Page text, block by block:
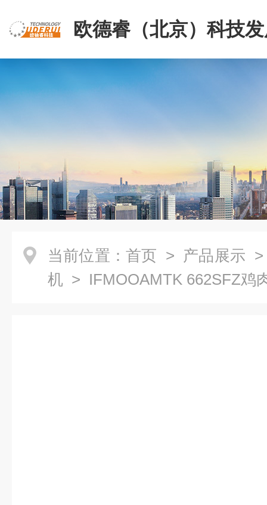
欧德睿（北京）科技
公司
当前位置： 首页 > 产品展示
机 > IFMOOAMTK 662SFZ鸡